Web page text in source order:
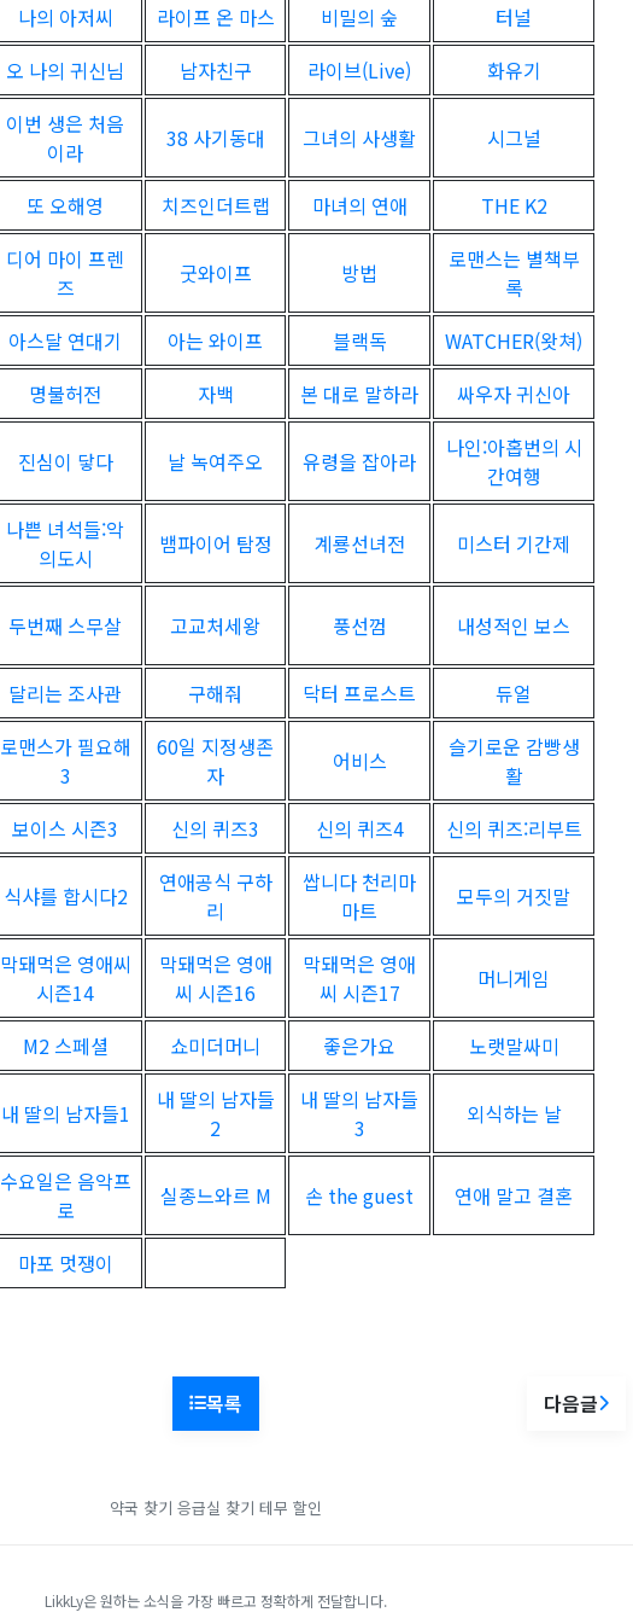
나의 아저씨 라이프 온 마스 비밀의 숲
터널
오 나의 귀신님 남자친구 라이브(Live) 화유기
이번 생은 처음
이라
38 사기동대 그녀의 사생활 시그널
또 오해영 치즈인더트랩 마녀의 연애
THE K2
디어 마이 프렌
즈
굿와이프 방법
로맨스는 별책부
록
아스달 연대기 아는 와이프 블랙독
WATCHER(왓쳐)
명불허전 자백 본 대로 말하라 싸우자 귀신아
진심이 닿다 날 녹여주오 유령을 잡아라
나인:아홉번의 시
간여행
나쁜 녀석들:악
의도시
뱀파이어 탐정 계룡선녀전 미스터 기간제
두번째 스무살 고교처세왕 풍선껌 내성적인 보스
달리는 조사관 구해줘 닥터 프로스트
듀얼
로맨스가 필요해
3
60일 지정생존
자
어비스
슬기로운 감빵생
활
보이스 시즌3 신의 퀴즈3 신의 퀴즈4 신의 퀴즈:리부트
식샤를 합시다2
연애공식 구하
리
쌉니다 천리마
마트
모두의 거짓말
막돼먹은 영애씨
시즌14
막돼먹은 영애
씨 시즌16
막돼먹은 영애
씨 시즌17
머니게임
M2 스페셜 쇼미더머니 좋은가요 노랫말싸미
내 딸의 남자들1
내 딸의 남자들
2
내 딸의 남자들
3
외식하는 날
수요일은 음악프
로
실종느와르 M 손 the guest 연애 말고 결혼
마포 멋쟁이
목록 다음글
약국 찾기 응급실 찾기 테무 할인
LikkLy은 원하는 소식을 가장 빠르고 정확하게 전달합니다.